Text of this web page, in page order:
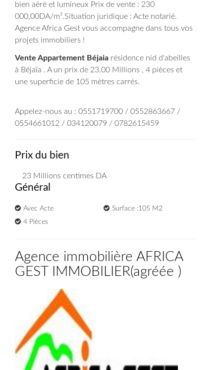
bien aéré et lumineux Prix de vente : 230
000,00DA/m².Situation juridique : Acte notarié.
Agence Africa Gest vous accompagne dans tous vos
projets immobiliers !
Vente Appartement Béjaia résidence nid d'abeilles
à Béjaïa . A un prix de 23.00 Millions , 4 pièces et
une superficie de 105 mètres carrés.
Appelez-nous au : 0551719700 / 0552863667 /
0554661012 / 034120079 / 0782615459
Prix du bien
23 Millions centimes DA
Général
Avec Acte
Surface :105 M2
4 Pièces
Agence immobilière AFRICA
GEST IMMOBILIER(agréée )